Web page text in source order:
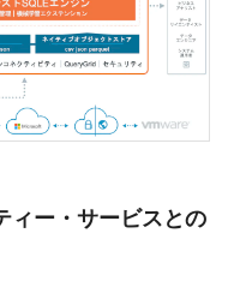
ィー・サービスとの